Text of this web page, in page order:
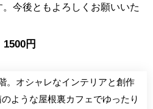
今後ともよろしくお願いいた
円
。オシャレなインテリアと創作
ような屋根裏カフェでゆったり